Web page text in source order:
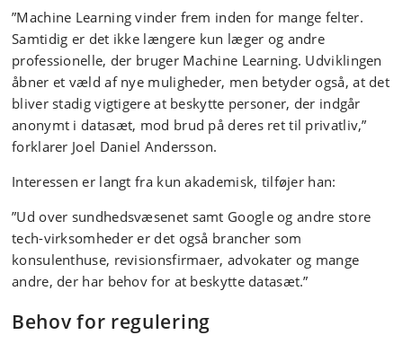
”Machine Learning vinder frem inden for mange felter.
Samtidig er det ikke længere kun læger og andre
professionelle, der bruger Machine Learning. Udviklingen
åbner et væld af nye muligheder, men betyder også, at det
bliver stadig vigtigere at beskytte personer, der indgår
anonymt i datasæt, mod brud på deres ret til privatliv,”
forklarer Joel Daniel Andersson.
Interessen er langt fra kun akademisk, tilføjer han:
”Ud over sundhedsvæsenet samt Google og andre store
tech-virksomheder er det også brancher som
konsulenthuse, revisionsfirmaer, advokater og mange
andre, der har behov for at beskytte datasæt.”
Behov for regulering